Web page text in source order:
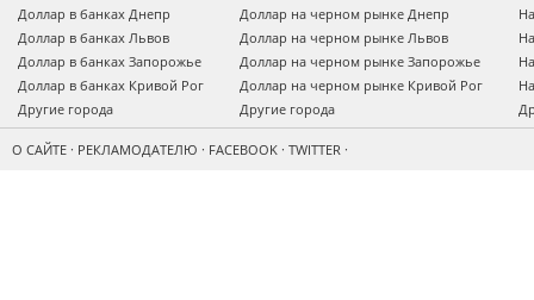
Доллар в банках Днепр
Доллар в банках Львов
Доллар в банках Запорожье
Доллар в банках Кривой Рог
Другие города
Доллар на черном рынке Днепр
Доллар на черном рынке Львов
Доллар на черном рынке Запорожье
Доллар на черном рынке Кривой Рог
Другие города
О САЙТЕ · РЕКЛАМОДАТЕЛЮ · FACEBOOK · TWITTER ·